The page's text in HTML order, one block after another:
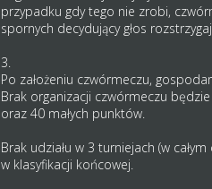
przypadku gdy tego nie zrobi,
spornych decydujący głos
3.
Po założeniu czwórmeczu,
Brak organizacji czwórmeczu
oraz 40 małych punktów.
Brak udziału w 3 turniejach (w
w klasyfikacji końcowej.